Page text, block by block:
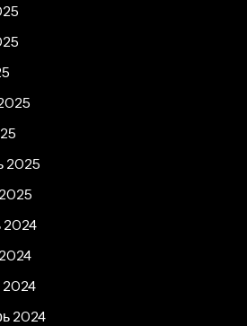
2025
2024
2024
2024